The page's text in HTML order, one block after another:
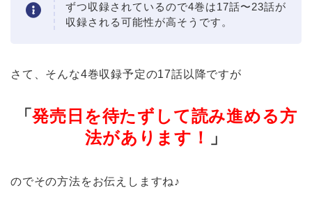
ずつ収録されているので4巻は17話〜23話が
収録される可能性が高そうです。
さて、そんな4巻収録予定の17話以降ですが
「発売日を待たずして読み進める方
法があります！
」
のでその方法をお伝えしますね♪